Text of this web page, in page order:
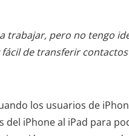
trabajar, pero no tengo
de transferir contactos
los usuarios de
iPhone al iPad para